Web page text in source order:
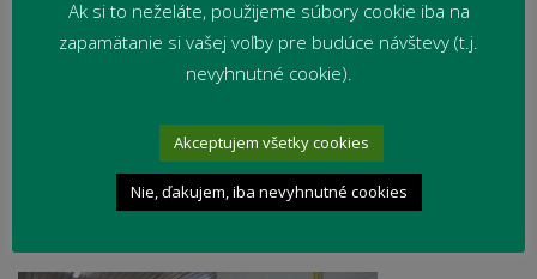
Ak si to neželáte, použijeme súbory cookie iba na
zapamätanie si vašej voľby pre budúce návštevy (t.j.
nevyhnutné cookie).
Akceptujem všetky cookies
Nie, ďakujem, iba nevyhnutné cookies